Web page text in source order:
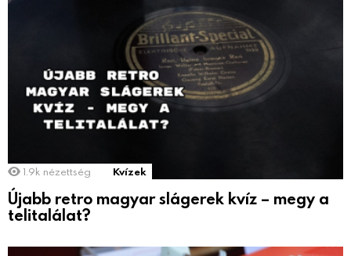
1.9k nézettség Kvízek
Újabb retro magyar slágerek kvíz – megy a
telitalálat?